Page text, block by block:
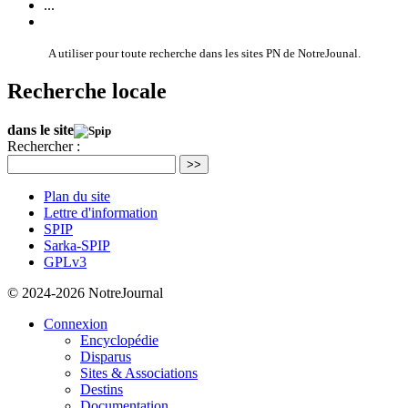
...
A utiliser pour toute recherche dans les sites PN de NotreJounal.
Recherche locale
dans le site
Rechercher :
>>
Plan du site
Lettre d'information
SPIP
Sarka-SPIP
GPLv3
© 2024-2026 NotreJournal
Connexion
Encyclopédie
Disparus
Sites & Associations
Destins